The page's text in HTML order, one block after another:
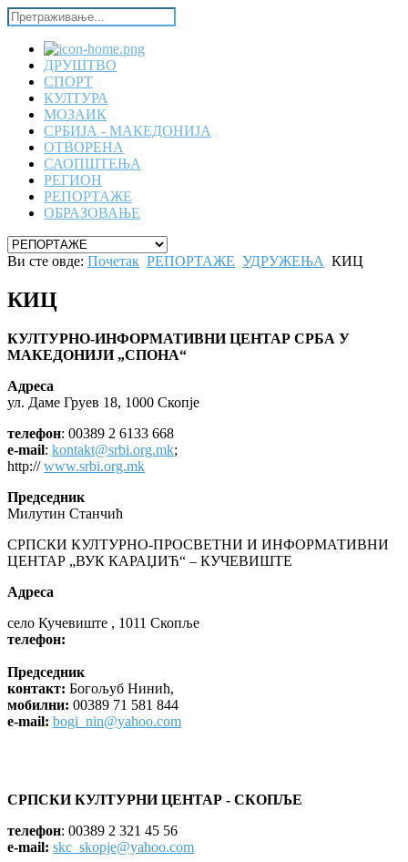
ДРУШТВО
СПОРТ
КУЛТУРА
МОЗАИК
СРБИЈА - МАКЕДОНИЈА
ОТВОРЕНА
САОПШТЕЊА
РЕГИОН
РЕПОРТАЖЕ
ОБРАЗОВАЊЕ
Ви сте овде: Почетак РЕПОРТАЖЕ УДРУЖЕЊА КИЦ
КИЦ
КУЛТУРНО-ИНФОРМАТИВНИ ЦЕНТАР СРБА У
МАКЕДОНИЈИ „СПОНА“
Адреса
ул. Даме Груев 18, 1000 Скопје
телефон: 00389 2 6133 668
e-mail: kontakt@srbi.org.mk;
http://www.srbi.org.mk
Председник
Милутин Станчић
СРПСКИ КУЛТУРНО-ПРОСВЕТНИ И ИНФОРМАТИВНИ
ЦЕНТАР „ВУК КАРАЏИЋ“ – КУЧЕВИШТЕ
Адреса
село Кучевиште , 1011 Скопље
телефон:
Председник
контакт: Богољуб Нинић,
мобилни: 00389 71 581 844
e-mail: bogi_nin@yahoo.com
СРПСКИ КУЛТУРНИ ЦЕНТАР - СКОПЉЕ
телефон: 00389 2 321 45 56
e-mail: skc_skopje@yahoo.com